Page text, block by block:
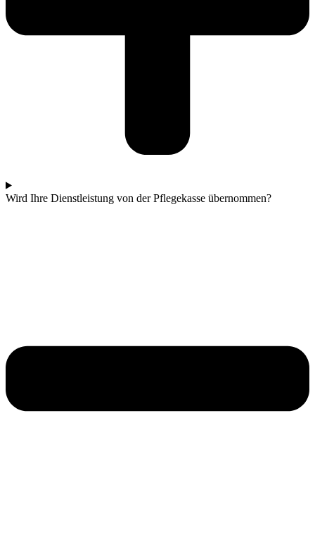
Wird Ihre Dienstleistung von der Pflegekasse übernommen?